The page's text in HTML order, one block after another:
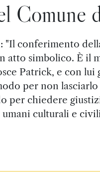
Comune
"Il conferimento
atto simbolico. È il
Patrick, e con lui
per non
per chiedere
culturali e